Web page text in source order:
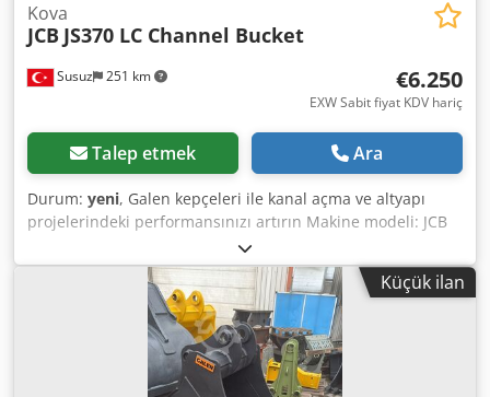
Susuz 251 km
Kova
JCB JS370 LC Channel Bucket
€6.250
EXW Sabit fiyat KDV hariç
Talep etmek Ara
Durum: yeni, Galen kepçeleri ile kanal açma ve altyapı
projelerindeki performansınızı artırın Makine modeli: JCB
JS370 Kenar Uzunluğu: 100cm Kapasite: 1m3 Chodpfx Aeu
Ucz Nsfwoa Detaylı bilgi ve sorularınız için lütfen bizimle
Küçük ilan